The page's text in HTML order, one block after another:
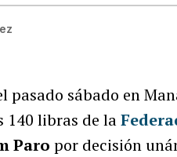
pasado sábado en
140 libras de la
Paro por decisión